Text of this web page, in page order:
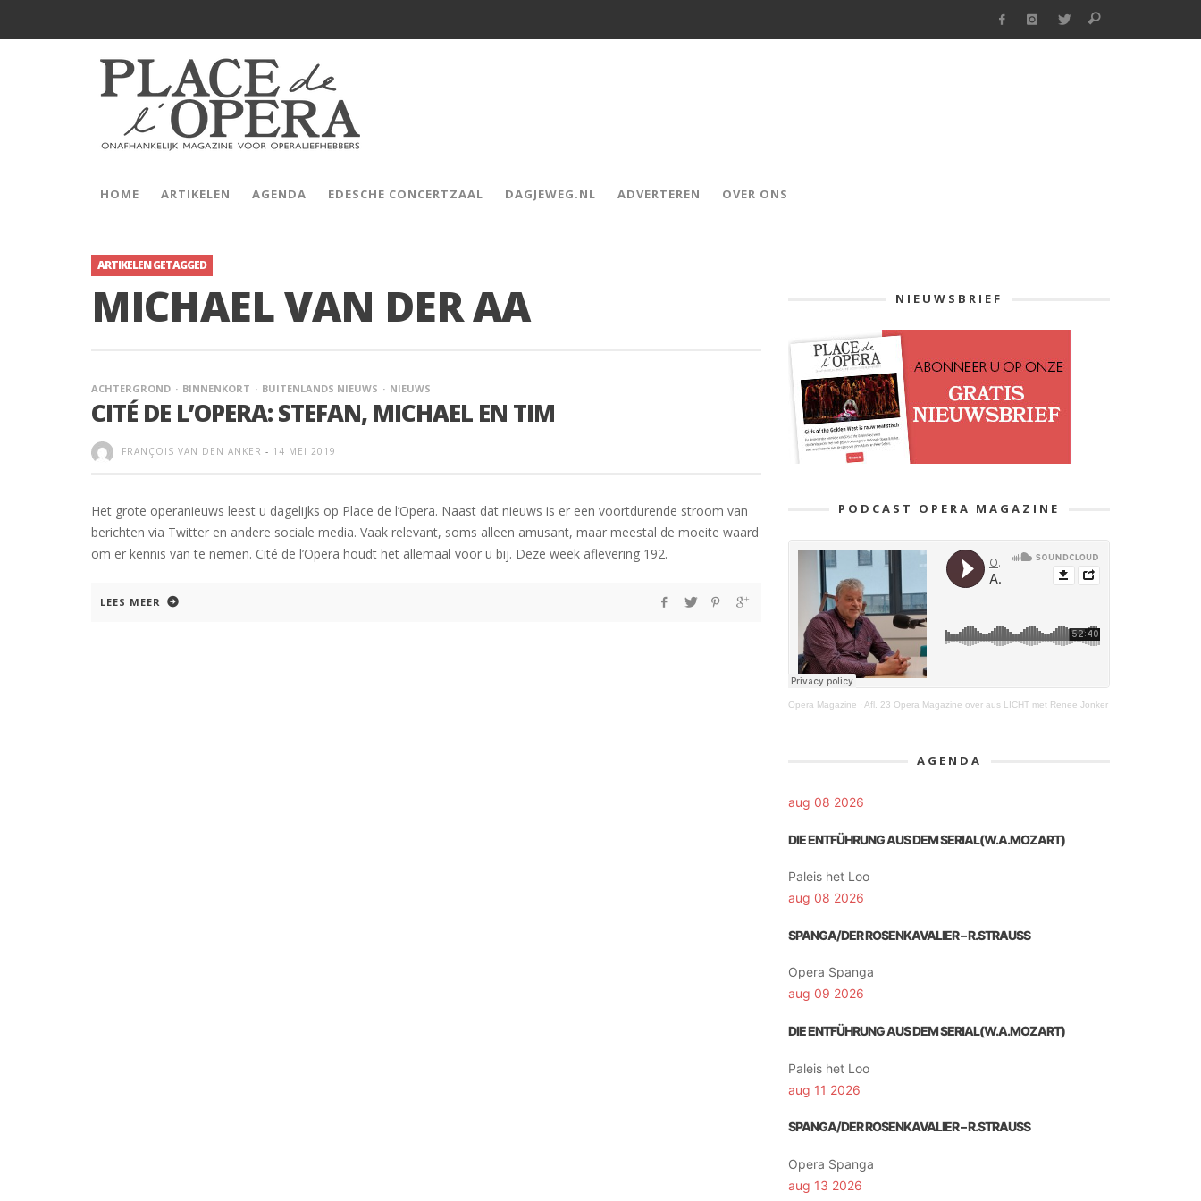
HOME ARTIKELEN AGENDA EDESCHE CONCERTZAAL DAGJEWEG.NL ADVERTEREN OVER ONS
ARTIKELEN GETAGGED
MICHAEL VAN DER AA
ACHTERGROND BINNENKORT BUITENLANDS NIEUWS NIEUWS
CITÉ DE L’OPERA: STEFAN, MICHAEL EN TIM
FRANÇOIS VAN DEN ANKER - 14 MEI 2019
Het grote operanieuws leest u dagelijks op Place de l’Opera. Naast dat nieuws is er een voortdurende stroom van
berichten via Twitter en andere sociale media. Vaak relevant, soms alleen amusant, maar meestal de moeite waard
om er kennis van te nemen. Cité de l’Opera houdt het allemaal voor u bij. Deze week aflevering 192.
LEES MEER
NIEUWSBRIEF
PODCAST OPERA MAGAZINE
Opera Magazine · Afl. 23 Opera Magazine over aus LICHT met Renee Jonker
AGENDA
aug 08 2026
DIE ENTFÜHRUNG AUS DEM SERIAL(W.A.MOZART)
Paleis het Loo
aug 08 2026
SPANGA/DER ROSENKAVALIER – R.STRAUSS
Opera Spanga
aug 09 2026
DIE ENTFÜHRUNG AUS DEM SERIAL(W.A.MOZART)
Paleis het Loo
aug 11 2026
SPANGA/DER ROSENKAVALIER – R.STRAUSS
Opera Spanga
aug 13 2026